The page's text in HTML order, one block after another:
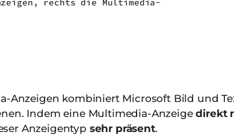
rechts die Multimedia-
Anzeigen kombiniert Microsoft Bild und
Indem eine Multimedia-Anzeigedirekt
Anzeigentyp sehr präsent.